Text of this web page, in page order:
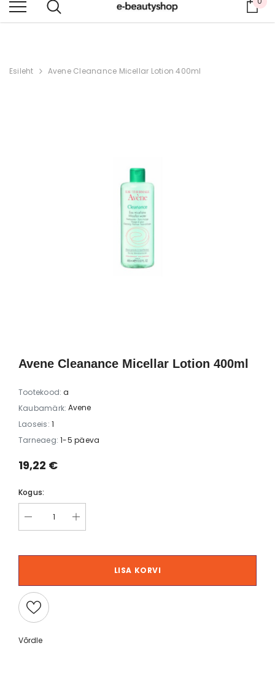
ILU, MIS HOOLIB SINUST
Esileht Avene Cleanance Micellar Lotion 400ml
Avene Cleanance Micellar Lotion 400ml
Tootekood: a
Kaubamärk: Avene
Laoseis: 1
Tarneaeg: 1-5 päeva
19,22 €
Kogus:
LISA KORVI
Võrdle